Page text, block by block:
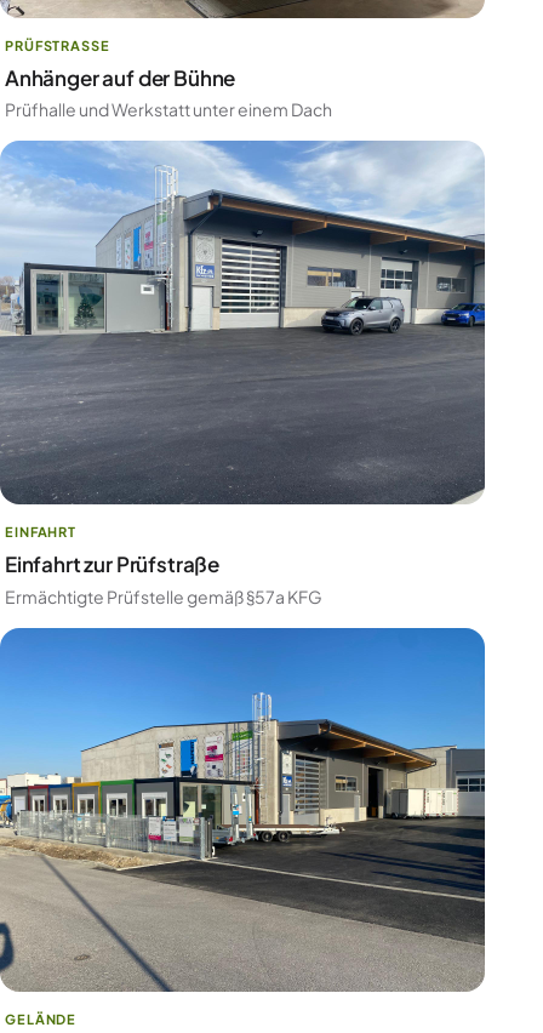
PRÜFSTRASSE
Anhänger auf der Bühne
Prüfhalle und Werkstatt unter einem Dach
EINFAHRT
Einfahrt zur Prüfstraße
Ermächtigte Prüfstelle gemäß §57a KFG
GELÄNDE